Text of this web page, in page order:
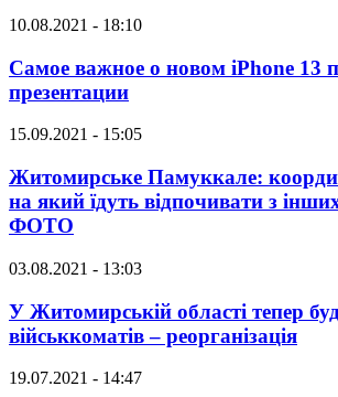
10.08.2021 - 18:10
Самое важное о новом iPhone 13
презентации
15.09.2021 - 15:05
Житомирське Памуккале:
на який їдуть відпочивати з інших
ФОТО
03.08.2021 - 13:03
У Житомирській області тепер
військкоматів – реорганізація
19.07.2021 - 14:47